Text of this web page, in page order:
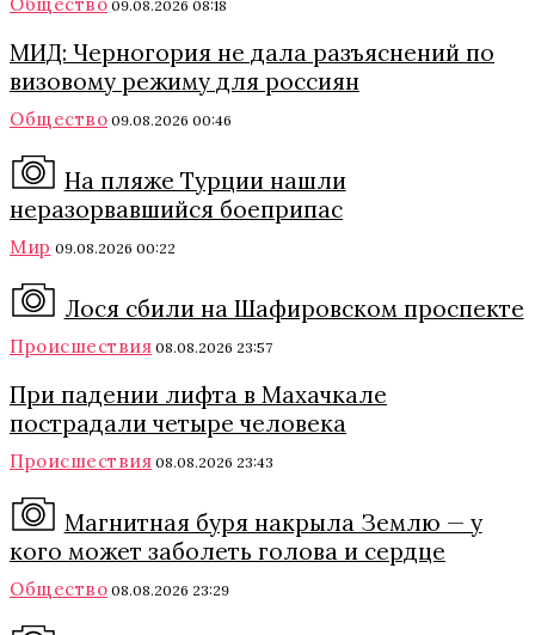
Общество 09.08.2026 08:18
МИД: Черногория не дала разъяснений по
визовому режиму для россиян
Общество 09.08.2026 00:46
На пляже Турции нашли
неразорвавшийся боеприпас
Мир 09.08.2026 00:22
Лося сбили на Шафировском проспекте
Происшествия 08.08.2026 23:57
При падении лифта в Махачкале
пострадали четыре человека
Происшествия 08.08.2026 23:43
Магнитная буря накрыла Землю — у
кого может заболеть голова и сердце
Общество 08.08.2026 23:29